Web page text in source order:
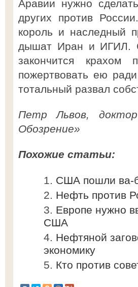
Аравии нужно
других против
король и наследный
дышат Иран и ИГИЛ.
закончится крахом
пожертвовать ею
тотальный развал
Петр Львов,
Обозрение»
Похожие статьи:
США пошли ва-
Нефть против
Европе нужно
США
Нефтяной
экономику
Кто против